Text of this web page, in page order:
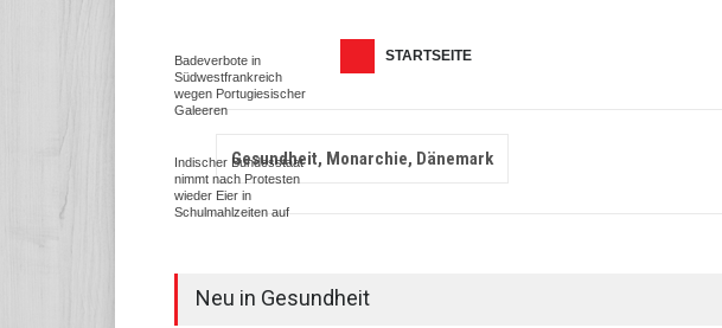
STARTSEITE
Badeverbote in
Südwestfrankreich
wegen Portugiesischer
Galeeren
Indischer Bundesstaat
nimmt nach Protesten
wieder Eier in
Schulmahlzeiten auf
Gesundheit, Monarchie, Dänemark
Neu in Gesundheit